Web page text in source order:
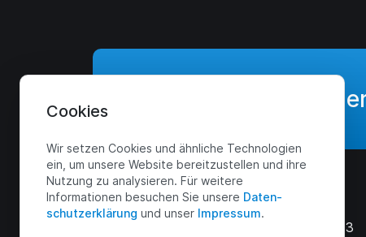
Jetzt Angebot
Menü Kontakt
Zur Kaule 3
Cookies
Wir setzen Cookies und ähnliche Technologien
ein, um unsere Website bereitzustellen und ihre
Nutzung zu analysieren. Für weitere
Informationen besuchen Sie unsere Daten­
schutz­erklärung und unser Impressum.